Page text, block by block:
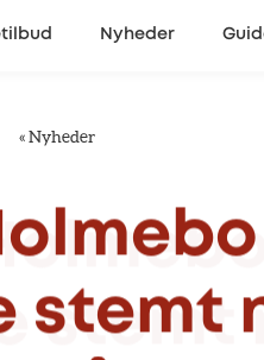
Nyheder
« Nyheder
stemt